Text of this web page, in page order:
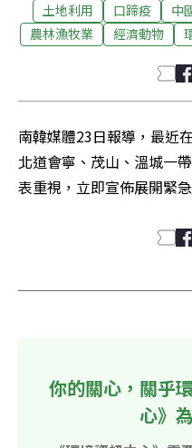
土地利用 口蹄疫 中
農林漁牧業
經濟動物
南韓媒體23日報導，最近
北道會寧、茂山、溫城一
表重視，立即宣佈展開緊
你的關心，關乎
心》